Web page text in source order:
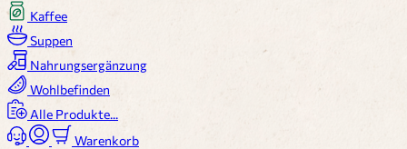
Kaffee
Suppen
Nahrungsergänzung
Wohlbefinden
Alle Produkte...
Warenkorb